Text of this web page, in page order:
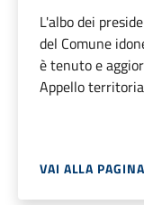
L'albo dei
del Comune
è tenuto e
Appello
VAI ALLA PAGINA